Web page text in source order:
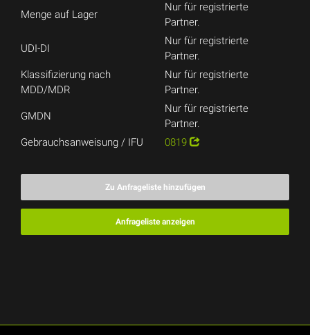
Menge auf Lager
Nur für registrierte
Partner.
UDI-DI
Nur für registrierte
Partner.
Klassifizierung nach
MDD/MDR
Nur für registrierte
Partner.
GMDN
Nur für registrierte
Partner.
Gebrauchsanweisung / IFU
0819
Zu Anfrageliste hinzufügen
Anfrageliste anzeigen